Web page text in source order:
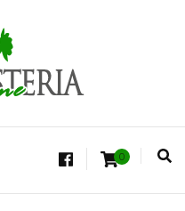
Shop
Tisane Terapeutiche Esclusive,
0